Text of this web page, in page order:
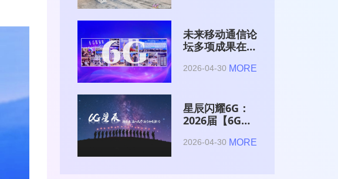
未来移动通信论
坛多项成果在
术与产业生态大
2026-04-30 MORE
星辰闪耀6G：
2026届【6G星
与博士获颁证书
2026-04-30 MORE